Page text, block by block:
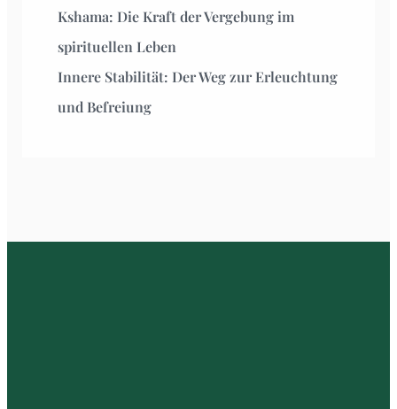
Kshama: Die Kraft der Vergebung im
spirituellen Leben
Innere Stabilität: Der Weg zur Erleuchtung
und Befreiung